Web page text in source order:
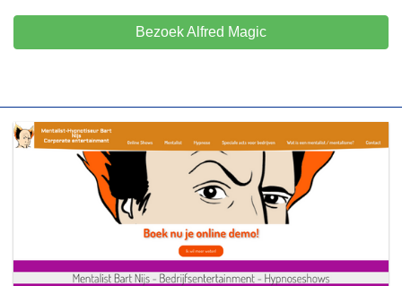
Bezoek Alfred Magic